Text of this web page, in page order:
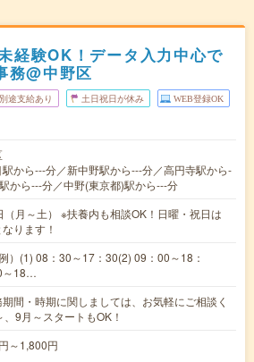
経験OK！データ入力中心で
務@中野区
途支給あり 土日祝日が休み WEB登録OK
から---分／新中野駅から---分／高円寺駅から-
から---分／中野(東京都)駅から---分
月～土） ※扶養内も相談OK！日曜・祝日は
ります！
）(1) 08：30～17：30(2) 09：00～18：
～18…
期間・時期に関しましては、お気軽にご相談く
9月～スタートもOK！
～1,800円